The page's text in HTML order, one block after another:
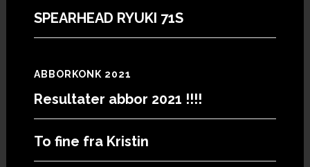
SPEARHEAD RYUKI 71S
ABBORKONK 2021
Resultater abbor 2021 !!!!
To fine fra Kristin